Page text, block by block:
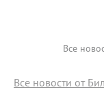
Все
Все новости от